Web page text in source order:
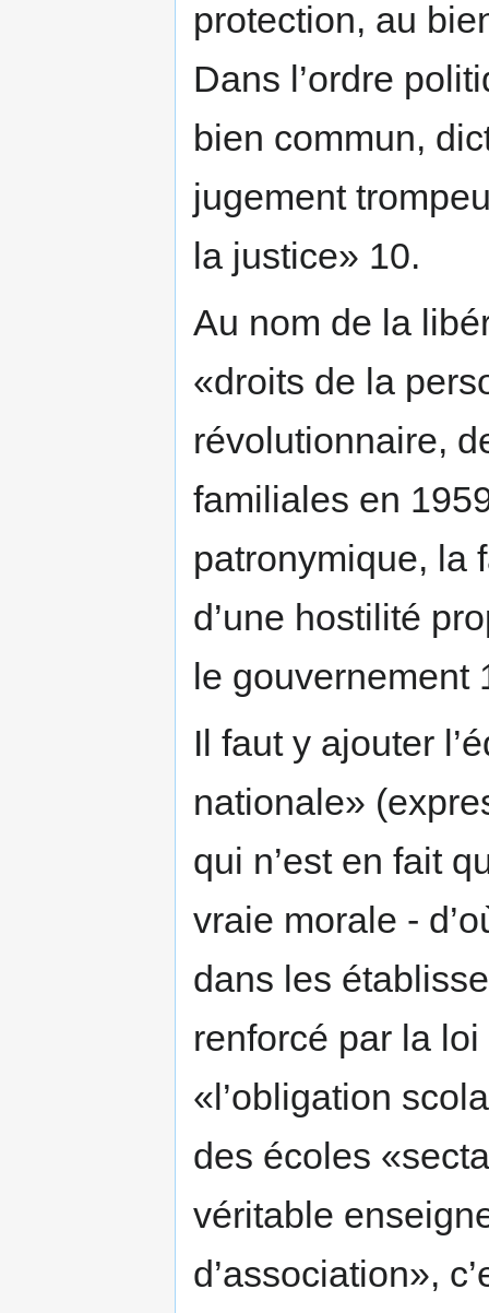
protection, au
Dans l’ordre
bien commun,
jugement
la justice» 10.
Au nom de la
«droits de la
révolutionnaire,
familiales en
patronymique, la
d’une hostilité
le gouvernement
Il faut y ajouter
nationale»
qui n’est en fait
vraie morale -
dans les
renforcé par la
«l’obligation
des écoles
véritable
d’association»,